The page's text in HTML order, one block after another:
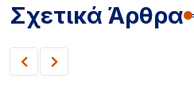
Σχετικά Άρθρα